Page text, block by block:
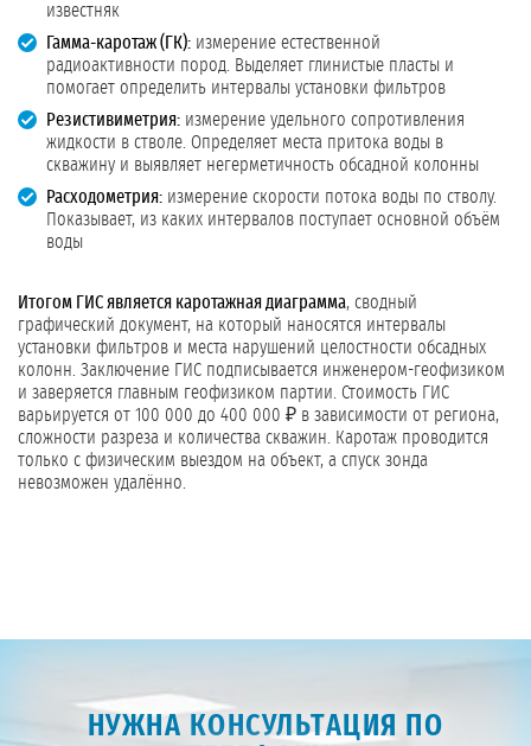
известняк
Гамма-каротаж (ГК): измерение естественной
радиоактивности пород. Выделяет глинистые пласты и
помогает определить интервалы установки фильтров
Резистивиметрия: измерение удельного сопротивления
жидкости в стволе. Определяет места притока воды в
скважину и выявляет негерметичность обсадной колонны
Расходометрия: измерение скорости потока воды по стволу.
Показывает, из каких интервалов поступает основной объём
воды
Итогом ГИС является каротажная диаграмма, сводный
графический документ, на который наносятся интервалы
установки фильтров и места нарушений целостности обсадных
колонн. Заключение ГИС подписывается инженером-геофизиком
и заверяется главным геофизиком партии. Стоимость ГИС
варьируется от 100 000 до 400 000 ₽ в зависимости от региона,
сложности разреза и количества скважин. Каротаж проводится
только с физическим выездом на объект, а спуск зонда
невозможен удалённо.
НУЖНА КОНСУЛЬТАЦИЯ ПО